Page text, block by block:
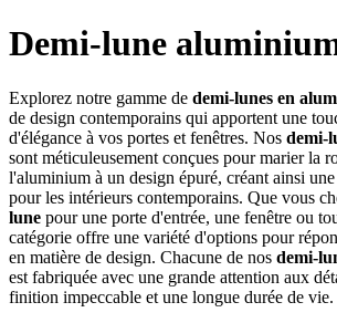
Demi-lune
Explorez notre gamme de demi-lunes en
de design contemporains qui apportent une
d'élégance à vos portes et fenêtres. Nos demi-
sont méticuleusement conçues pour marier la
l'aluminium à un design épuré, créant ainsi
pour les intérieurs contemporains. Que vous
lune pour une porte d'entrée, une fenêtre ou
catégorie offre une variété d'options pour
en matière de design. Chacune de nos demi-
est fabriquée avec une grande attention aux
finition impeccable et une longue durée de vie.